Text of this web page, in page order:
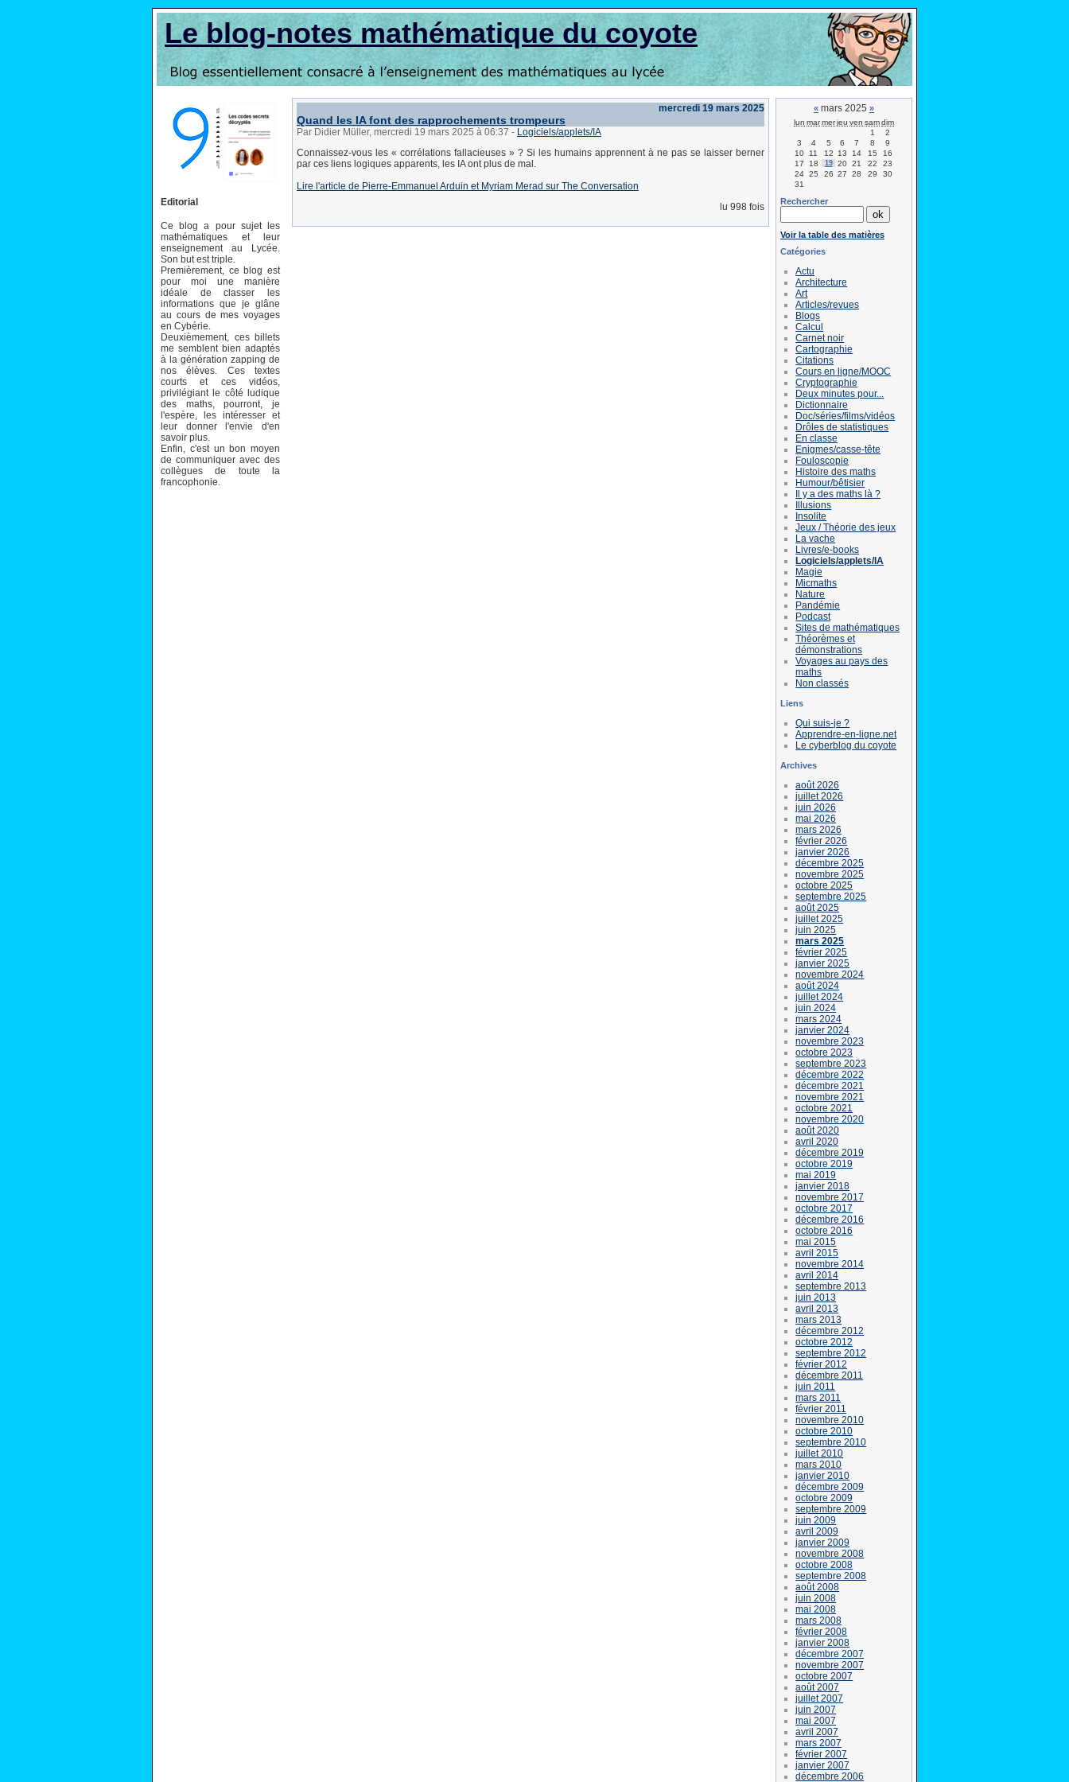
Le blog-notes mathématique du coyote
Editorial
Ce blog a pour sujet les
mathématiques et leur
enseignement au Lycée.
Son but est triple.
Premièrement, ce blog est
pour moi une manière
idéale de classer les
informations que je glâne
au cours de mes voyages
en Cybérie.
Deuxièmement, ces billets
me semblent bien adaptés
à la génération zapping de
nos élèves. Ces textes
courts et ces vidéos,
privilégiant le côté ludique
des maths, pourront, je
l'espère, les intéresser et
leur donner l'envie d'en
savoir plus.
Enfin, c'est un bon moyen
de communiquer avec des
collègues de toute la
francophonie.
mercredi 19 mars 2025
Quand les IA font des rapprochements trompeurs
Par Didier Müller, mercredi 19 mars 2025 à 06:37 - Logiciels/applets/IA
Connaissez-vous les « corrélations fallacieuses » ? Si les humains apprennent à ne pas se laisser berner
par ces liens logiques apparents, les IA ont plus de mal.
Lire l'article de Pierre-Emmanuel Arduin et Myriam Merad sur The Conversation
lu 998 fois
« mars 2025 »
lun marmerjeu ven samdim
1
2
3
4 5 6 7 8
9
10
11 12 13 14 15
16
17
18 19 20 21 22
23
24 25 26 27 28 29
30
31
Rechercher
Voir la table des matières
Catégories
Actu
Architecture
Art
Articles/revues
Blogs
Calcul
Carnet noir
Cartographie
Citations
Cours en ligne/MOOC
Cryptographie
Deux minutes pour...
Dictionnaire
Doc/séries/films/vidéos
Drôles de statistiques
En classe
Enigmes/casse-tête
Fouloscopie
Histoire des maths
Humour/bêtisier
Il y a des maths là ?
Illusions
Insolite
Jeux / Théorie des jeux
La vache
Livres/e-books
Logiciels/applets/IA
Magie
Micmaths
Nature
Pandémie
Podcast
Sites de mathématiques
Théorèmes et
démonstrations
Voyages au pays des
maths
Non classés
Liens
Qui suis-je ?
Apprendre-en-ligne.net
Le cyberblog du coyote
Archives
août 2026
juillet 2026
juin 2026
mai 2026
mars 2026
février 2026
janvier 2026
décembre 2025
novembre 2025
octobre 2025
septembre 2025
août 2025
juillet 2025
juin 2025
mars 2025
février 2025
janvier 2025
novembre 2024
août 2024
juillet 2024
juin 2024
mars 2024
janvier 2024
novembre 2023
octobre 2023
septembre 2023
décembre 2022
décembre 2021
novembre 2021
octobre 2021
novembre 2020
août 2020
avril 2020
décembre 2019
octobre 2019
mai 2019
janvier 2018
novembre 2017
octobre 2017
décembre 2016
octobre 2016
mai 2015
avril 2015
novembre 2014
avril 2014
septembre 2013
juin 2013
avril 2013
mars 2013
décembre 2012
octobre 2012
septembre 2012
février 2012
décembre 2011
juin 2011
mars 2011
février 2011
novembre 2010
octobre 2010
septembre 2010
juillet 2010
mars 2010
janvier 2010
décembre 2009
octobre 2009
septembre 2009
juin 2009
avril 2009
janvier 2009
novembre 2008
octobre 2008
septembre 2008
août 2008
juin 2008
mai 2008
mars 2008
février 2008
janvier 2008
décembre 2007
novembre 2007
octobre 2007
août 2007
juillet 2007
juin 2007
mai 2007
avril 2007
mars 2007
février 2007
janvier 2007
décembre 2006